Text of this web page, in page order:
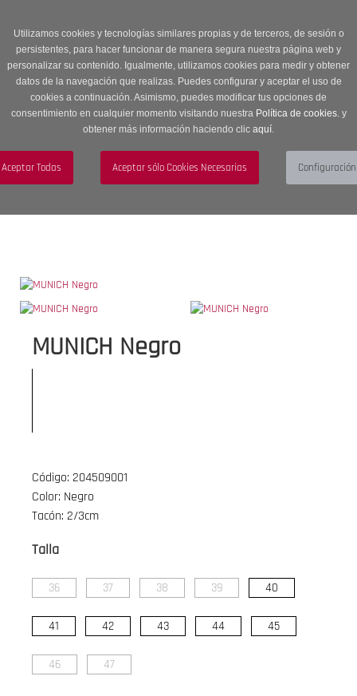
Utilizamos cookies y tecnologías similares propias y de terceros, de sesión o
persistentes, para hacer funcionar de manera segura nuestra página web y
personalizar su contenido. Igualmente, utilizamos cookies para medir y obtener
datos de la navegación que realizas. Puedes configurar y aceptar el uso de
cookies a continuación. Asimismo, puedes modificar tus opciones de
consentimiento en cualquier momento visitando nuestra Política de cookies.y
obtener más información haciendo clic aquí.
descuento en Sección OUTLET con código OUTLET20
navigation
Menú
MUNICH Negro
Código: 204509001
Color: Negro
Tacón: 2/3cm
Talla
36 37 38 39 40
41 42 43 44 45
46 47